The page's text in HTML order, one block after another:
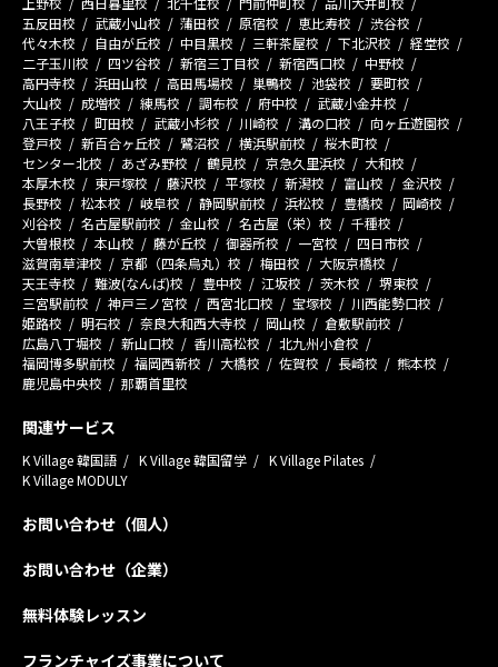
五反田校
武蔵小山校 蒲田校 原宿校 恵比寿校
渋谷校
代々木校
自由が丘校 中目黒校 三軒茶屋校 下北沢校
経堂校
二子玉川校
四ツ谷校 新宿三丁目校 新宿西口校
中野校
高円寺校
浜田山校 高田馬場校 巣鴨校 池袋校
要町校
大山校
成増校 練馬校 調布校 府中校
武蔵小金井校
八王子校
町田校 武蔵小杉校 川崎校 溝の口校
向ヶ丘遊園校
登戸校
新百合ヶ丘校 鷺沼校 横浜駅前校
桜木町校
センター北校
あざみ野校 鶴見校 京急久里浜校
大和校
本厚木校
東戸塚校 藤沢校 平塚校 新潟校 富山校
金沢校
長野校
松本校 岐阜校 静岡駅前校 浜松校 豊橋校
岡崎校
刈谷校
名古屋駅前校 金山校 名古屋（栄）校
千種校
大曽根校
本山校 藤が丘校 御器所校 一宮校
四日市校
滋賀南草津校
京都（四条烏丸）校 梅田校
大阪京橋校
天王寺校
難波(なんば)校 豊中校 江坂校 茨木校
堺東校
三宮駅前校
神戸三ノ宮校 西宮北口校 宝塚校
川西能勢口校
姫路校
明石校 奈良大和西大寺校 岡山校
倉敷駅前校
広島八丁堀校
新山口校 香川高松校
北九州小倉校
福岡博多駅前校
福岡西新校 大橋校 佐賀校 長崎校
熊本校
鹿児島中央校
那覇首里校
関連サービス
K Village 韓国語 K Village 韓国留学
K Village Pilates
K Village MODULY
お問い合わせ（個人）
お問い合わせ（企業）
無料体験レッスン
フランチャイズ事業について